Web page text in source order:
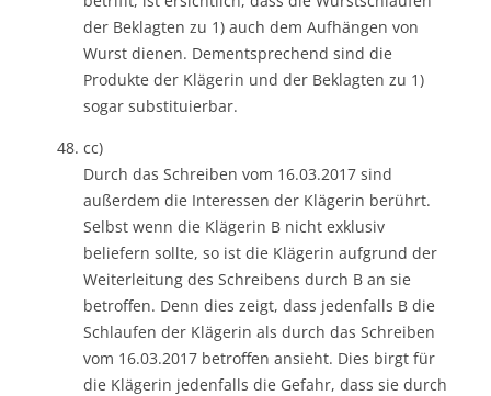
der Beklagten zu 1) auch dem Aufhängen von
Wurst dienen. Dementsprechend sind die
Produkte der Klägerin und der Beklagten zu 1)
sogar substituierbar.
cc)
Durch das Schreiben vom 16.03.2017 sind
außerdem die Interessen der Klägerin berührt.
Selbst wenn die Klägerin B nicht exklusiv
beliefern sollte, so ist die Klägerin aufgrund der
Weiterleitung des Schreibens durch B an sie
betroffen. Denn dies zeigt, dass jedenfalls B die
Schlaufen der Klägerin als durch das Schreiben
vom 16.03.2017 betroffen ansieht. Dies birgt für
die Klägerin jedenfalls die Gefahr, dass sie durch